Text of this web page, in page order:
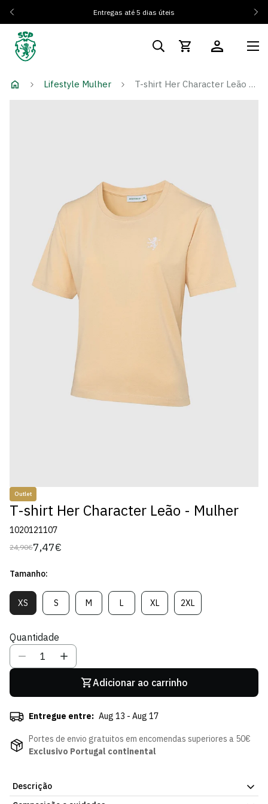
Entregas até 5 dias úteis
Lifestyle Mulher T-shirt Her Character Leão - Mulher
Outlet
T-shirt Her Character Leão - Mulher
1020121107
Preço
24,90€
Preço
venda
7,47€
Tamanho:
XSVariante
Esgotada
Indisponível
SVariante
Esgotada
Indisponível
MVariante
Esgotada
LVariante
Esgotada
XLVariante
Esgotada
2XLVariante
Esgotada
Quantidade
Adicionar ao carrinho
Entregue entre: Aug 13 - Aug 17
Portes de envio gratuitos em encomendas superiores a 50€
Exclusivo Portugal continental
Descrição